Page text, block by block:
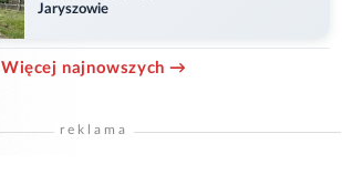
Jaryszowie
Więcej najnowszych →
reklama